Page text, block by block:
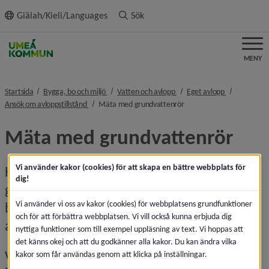
innehållet
Giälah/Kieli/Languages Sök
MENY
Startsida Bygga, bo och miljö nivå i brödsmulenavigeringen
Vatten och avlopp nivå i brödsmulenavigeringen
Eget avlopp nivå i
Ansök om avloppstillstånd nivå i brödsmulenavigeringen
Mäta med grundvattenrörnivå i
Mäta med grundvattenrör
Här får du veta hur du mäter
grundvattennivån med grundvattenrör –
både inför ansökan om avlopp och när
anläggningen är i drift.
Varför använda grundvattenrör?
Vi använder kakor (cookies) för att skapa en bättre webbplats för
dig!
Vi använder vi oss av kakor (cookies) för webbplatsens grundfunktioner
och för att förbättra webbplatsen. Vi vill också kunna erbjuda dig
nyttiga funktioner som till exempel uppläsning av text. Vi hoppas att
det känns okej och att du godkänner alla kakor. Du kan ändra vilka
kakor som får användas genom att klicka på inställningar.